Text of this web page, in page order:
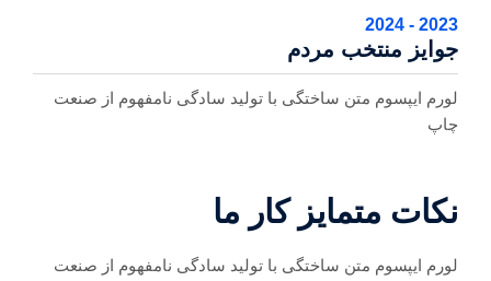
2023 - 2024
جوایز منتخب مردم
لورم ایپسوم متن ساختگی با تولید سادگی نامفهوم از صنعت
چاپ
نکات متمایز کار ما
لورم ایپسوم متن ساختگی با تولید سادگی نامفهوم از صنعت